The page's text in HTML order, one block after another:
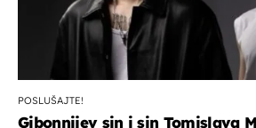
POSLUŠAJTE!
Gibonnijev sin i sin Tomislava